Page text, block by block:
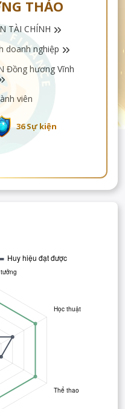
THẢO
TÀI CHÍNH
doanh nghiệp
Đồng hương Vĩnh
viên
36 Sự kiện